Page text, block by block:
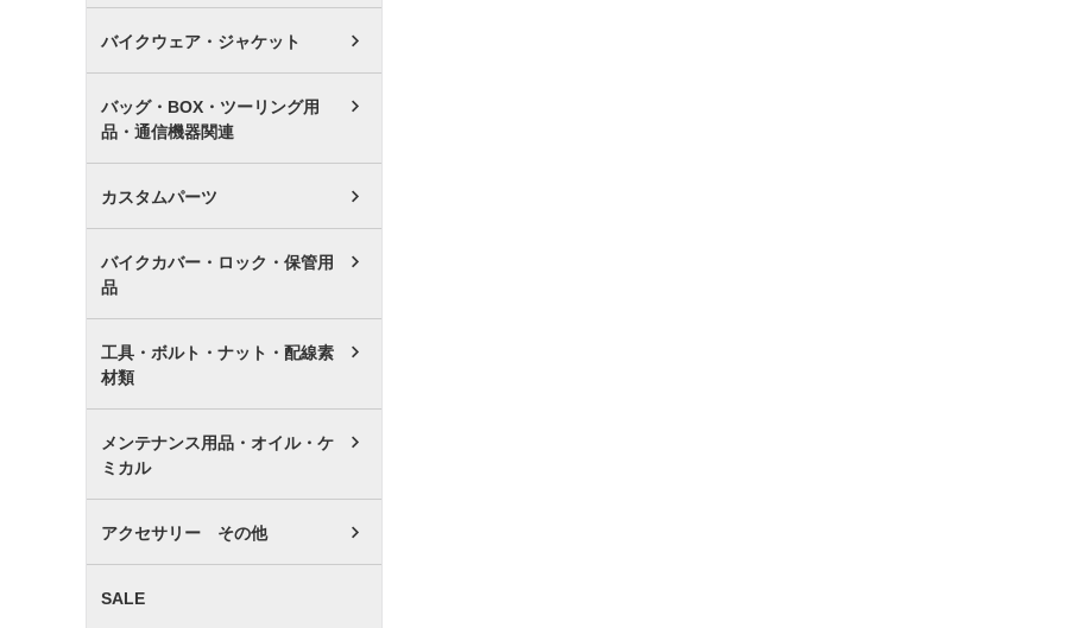
バイクウェア・ジャケット
バッグ・BOX・ツーリング用
品・通信機器関連
カスタムパーツ
バイクカバー・ロック・保管用
品
工具・ボルト・ナット・配線素
材類
メンテナンス用品・オイル・ケ
ミカル
アクセサリー その他
SALE